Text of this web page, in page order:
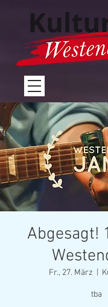
Abgesagt!
Fr., 27. März
tba